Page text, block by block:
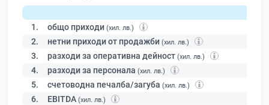
1. общо приходи (хил. лв.)
2. нетни приходи от продажби (хил. лв.)
3. разходи за оперативна дейност (хил. лв.)
4. разходи за персонала (хил. лв.)
5. счетоводна печалба/загуба (хил. лв.)
6. EBITDA (хил. лв.)